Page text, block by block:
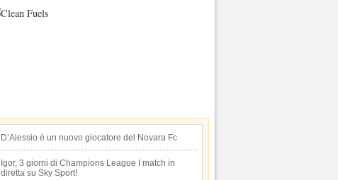
D’Alessio è un nuovo giocatore del Novara Fc
Igor, 3 giorni di Champions League I match in
diretta su Sky Sport!